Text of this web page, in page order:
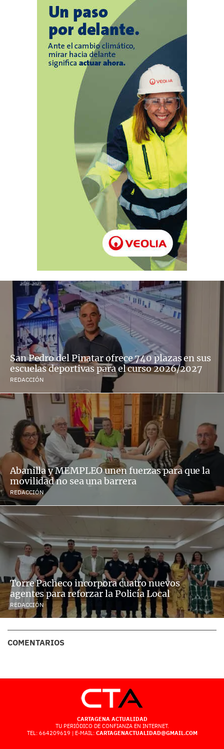
San Pedro del Pinatar ofrece 740 plazas en sus
escuelas deportivas para el curso 2026/2027
REDACCIÓN
Abanilla y MEMPLEO unen fuerzas para que la
movilidad no sea una barrera
REDACCIÓN
Torre Pacheco incorpora cuatro nuevos
agentes para reforzar la Policía Local
REDACCIÓN
COMENTARIOS
CARTAGENA ACTUALIDAD
TU PERIÓDICO DE CONFIANZA EN INTERNET.
TEL: 664209619 | E-MAIL: CARTAGENACTUALIDAD@GMAIL.COM